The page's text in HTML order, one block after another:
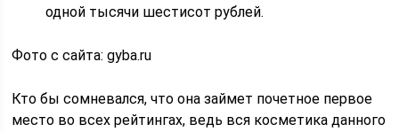
одной тысячи шестисот рублей.
Фото с сайта: gyba.ru
Кто бы сомневался, что она займет почетное первое
место во всех рейтингах, ведь вся косметика данного